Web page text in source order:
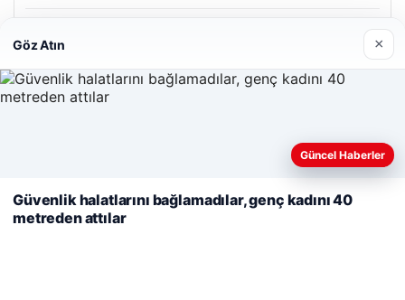
Hastaş Beton
Web sitemizi nasıl kullandığınızı daha iyi anlayabilmek,
kullanıyoruz.
Çerez Politikamız
Reddet Kabul Et
Göz Atın ×
Güncel Haberler
Güvenlik halatlarını bağlamadılar, genç kadını 40
metreden attılar